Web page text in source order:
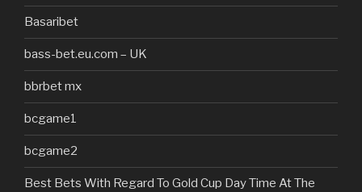
Basaribet
bass-bet.eu.com – UK
bbrbet mx
bcgame1
bcgame2
Best Bets With Regard To Gold Cup Day Time At The